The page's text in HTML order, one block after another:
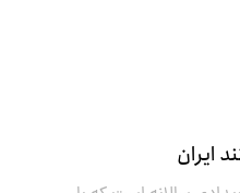
ایران